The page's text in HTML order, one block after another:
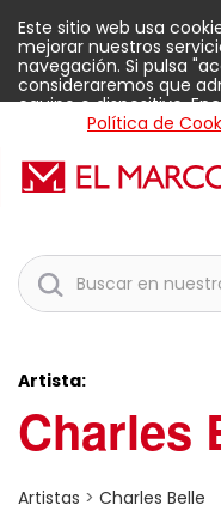
Este sitio web usa
mejorar nuestros
navegación. Si pulsa
consideraremos que
equipo o dispositivo.
Política de
Aceptar
Artista:
Charles
Artistas > Charles Belle